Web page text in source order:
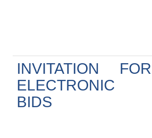
INVITATION FOR
ELECTRONIC
BIDS